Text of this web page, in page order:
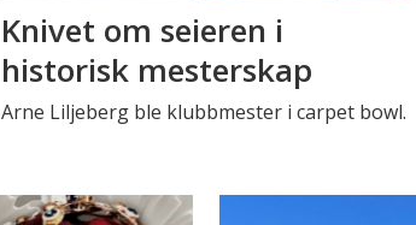
Knivet om seieren i
historisk mesterskap
Arne Liljeberg ble klubbmester i carpet bowl.